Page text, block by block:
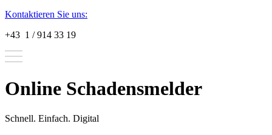
Kontaktieren Sie uns:
+43 1 / 914 33 19
Online Schadensmelder
Schnell. Einfach. Digital